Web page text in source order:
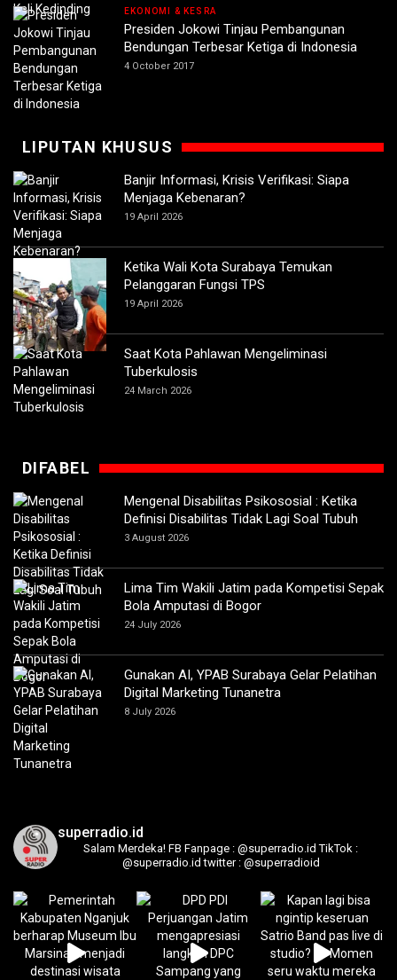
EKONOMI & KESRA
Presiden Jokowi Tinjau Pembangunan
Bendungan Terbesar Ketiga di Indonesia
4 October 2017
LIPUTAN KHUSUS
Banjir Informasi, Krisis Verifikasi: Siapa
Menjaga Kebenaran?
19 April 2026
Ketika Wali Kota Surabaya Temukan
Pelanggaran Fungsi TPS
19 April 2026
Saat Kota Pahlawan Mengeliminasi
Tuberkulosis
24 March 2026
DIFABEL
Mengenal Disabilitas Psikososial : Ketika
Definisi Disabilitas Tidak Lagi Soal Tubuh
3 August 2026
Lima Tim Wakili Jatim pada Kompetisi Sepak
Bola Amputasi di Bogor
24 July 2026
Gunakan AI, YPAB Surabaya Gelar Pelatihan
Digital Marketing Tunanetra
8 July 2026
superradio.id
Salam Merdeka! FB Fanpage : @superradio.id TikTok :
@superradio.id twitter : @superradioid